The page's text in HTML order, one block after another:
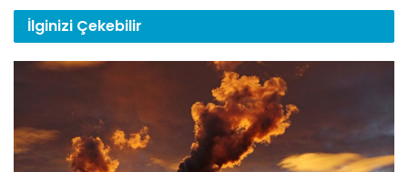
İlginizi Çekebilir